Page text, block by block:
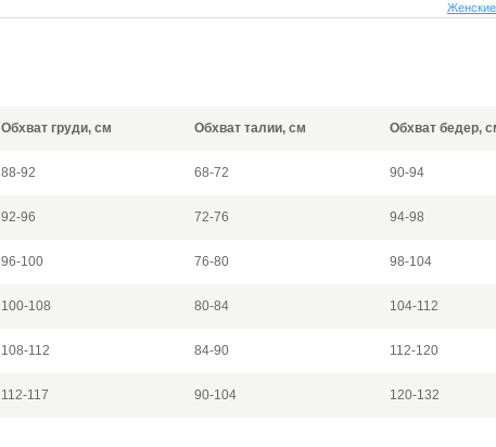
Обхват груди, см Обхват талии, см Обхват бедер,
88-92 68-72 90-94
92-96 72-76 94-98
96-100 76-80 98-104
100-108 80-84 104-112
108-112 84-90 112-120
112-117 90-104 120-132